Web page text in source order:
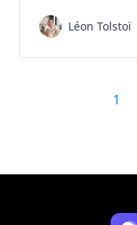
Léon Tolstoï
1